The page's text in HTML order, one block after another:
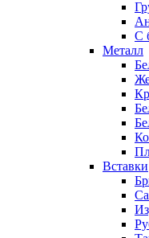
С
Металл
Вставки